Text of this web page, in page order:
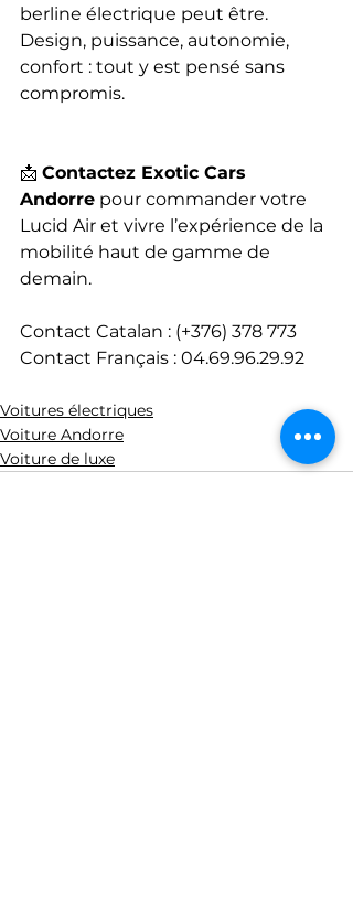
berline électrique peut être.
Design, puissance, autonomie,
confort : tout y est pensé sans
compromis.
📩 Contactez Exotic Cars
Andorre pour commander votre
Lucid Air et vivre l’expérience de la
mobilité haut de gamme de
demain.
Contact Catalan : (+376) 378 773
Contact Français : 04.69.96.29.92
Voitures électriques
Voiture Andorre
Voiture de luxe